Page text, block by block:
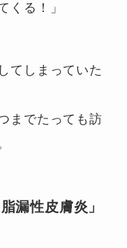
くる！」
てしまっていた
までたっても訪
漏性皮膚炎」